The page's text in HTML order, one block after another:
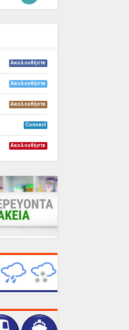
Ακολουθήστε
Ακολουθήστε
Ακολουθήστε
Connect
Ακολουθήστε